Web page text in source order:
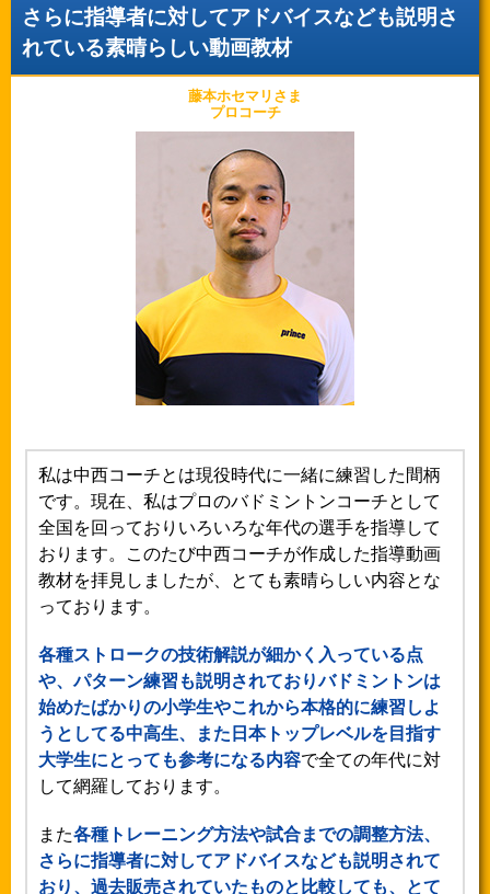
さらに指導者に対してアドバイスなども説明さ
れている素晴らしい動画教材
藤本ホセマリさま
プロコーチ
私は中西コーチとは現役時代に一緒に練習した間柄
です。現在、私はプロのバドミントンコーチとして
全国を回っておりいろいろな年代の選手を指導して
おります。このたび中西コーチが作成した指導動画
教材を拝見しましたが、とても素晴らしい内容とな
っております。
各種ストロークの技術解説が細かく入っている点
や、パターン練習も説明されておりバドミントンは
始めたばかりの小学生やこれから本格的に練習しよ
うとしてる中高生、また日本トップレベルを目指す
大学生にとっても参考になる内容で全ての年代に対
して網羅しております。
また各種トレーニング方法や試合までの調整方法、
さらに指導者に対してアドバイスなども説明されて
おり、過去販売されていたものと比較しても、とて